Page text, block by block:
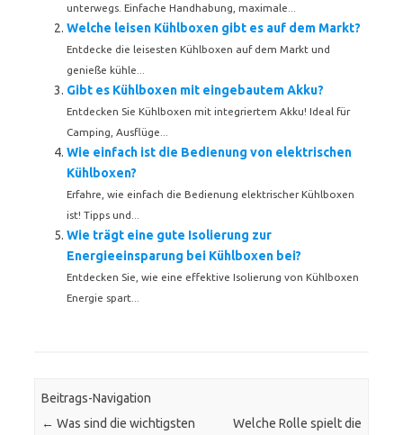
unterwegs. Einfache Handhabung, maximale...
Welche leisen Kühlboxen gibt es auf dem Markt?
Entdecke die leisesten Kühlboxen auf dem Markt und
genieße kühle...
Gibt es Kühlboxen mit eingebautem Akku?
Entdecken Sie Kühlboxen mit integriertem Akku! Ideal für
Camping, Ausflüge...
Wie einfach ist die Bedienung von elektrischen
Kühlboxen?
Erfahre, wie einfach die Bedienung elektrischer Kühlboxen
ist! Tipps und...
Wie trägt eine gute Isolierung zur
Energieeinsparung bei Kühlboxen bei?
Entdecken Sie, wie eine effektive Isolierung von Kühlboxen
Energie spart...
Beitrags-Navigation
← Was sind die wichtigsten
Welche Rolle spielt die